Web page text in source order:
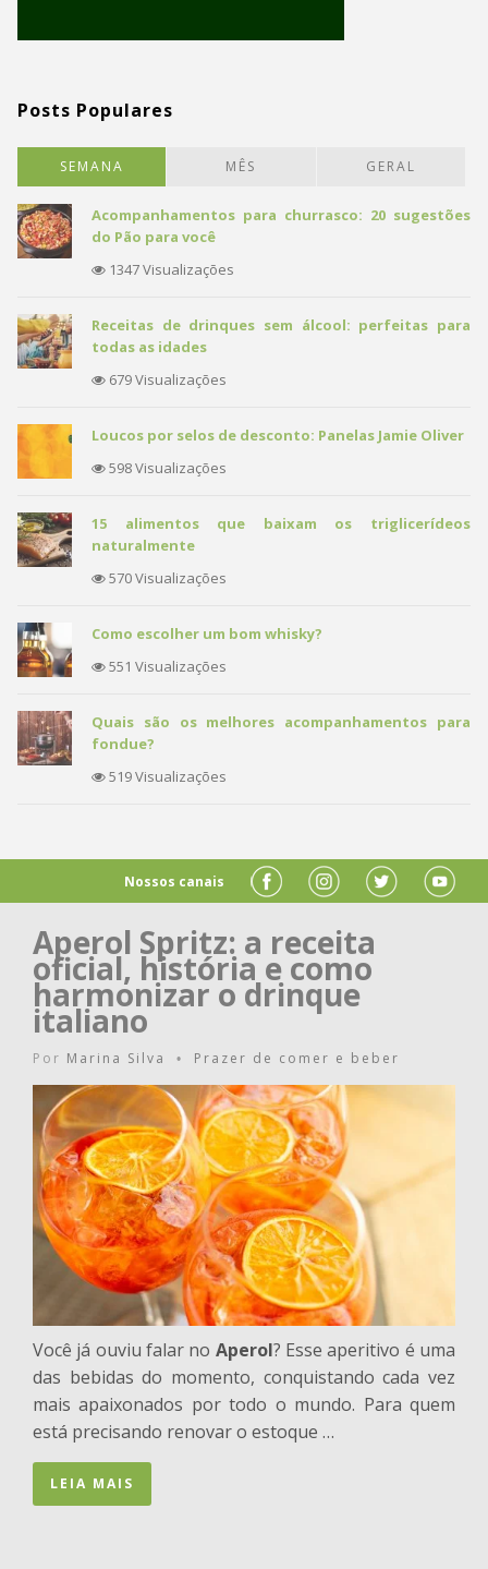
Posts Populares
SEMANA MÊS GERAL
Acompanhamentos para churrasco: 20 sugestões
do Pão para você
1347 Visualizações
Receitas de drinques sem álcool: perfeitas para
todas as idades
679 Visualizações
Loucos por selos de desconto: Panelas Jamie Oliver
598 Visualizações
15 alimentos que baixam os triglicerídeos
naturalmente
570 Visualizações
Como escolher um bom whisky?
551 Visualizações
Quais são os melhores acompanhamentos para
fondue?
519 Visualizações
Nossos canais
Aperol Spritz: a receita
oficial, história e como
harmonizar o drinque
italiano
Por Marina Silva • Prazer de comer e beber
Você já ouviu falar no Aperol? Esse aperitivo é uma
das bebidas do momento, conquistando cada vez
mais apaixonados por todo o mundo. Para quem
está precisando renovar o estoque …
LEIA MAIS